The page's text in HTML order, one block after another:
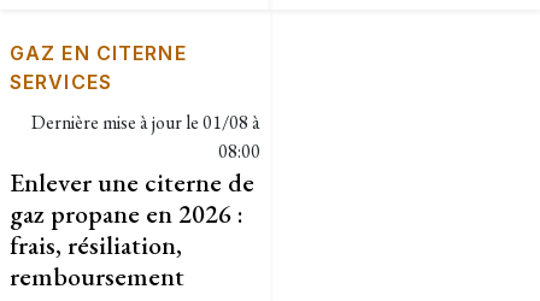
GAZ EN CITERNE
SERVICES
Dernière mise à jour le01/08 à
08:00
Enlever une citerne de
gaz propane en 2026 :
frais, résiliation,
remboursement